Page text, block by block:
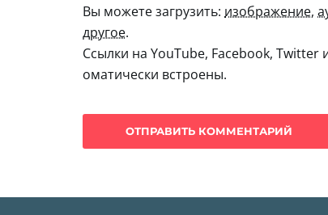
Вы можете загрузить: изображение,
другое.
Ссылки на YouTube, Facebook, Twitter
оматически встроены.